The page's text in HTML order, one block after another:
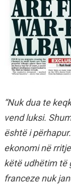
“Nuk dua te
vend luksi.
është i
ekonomi në
këtë udhëtim të
franceze nuk